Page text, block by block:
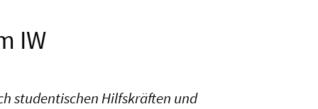
IW
studentischen Hilfskräften und